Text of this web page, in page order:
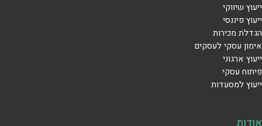
ייעוץ שיווקי
ייעוץ פיננסי
הגדלת מכירות
אימון עסקי לעסקים
ייעוץ ארגוני
פיתוח עסקי
ייעוץ למסעדות
אודות